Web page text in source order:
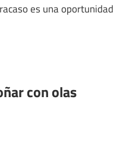
es una oportunidad
con olas